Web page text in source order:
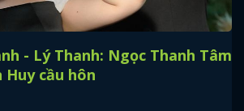
- Lý Thanh: Ngọc Thanh Tâm
cầu hôn